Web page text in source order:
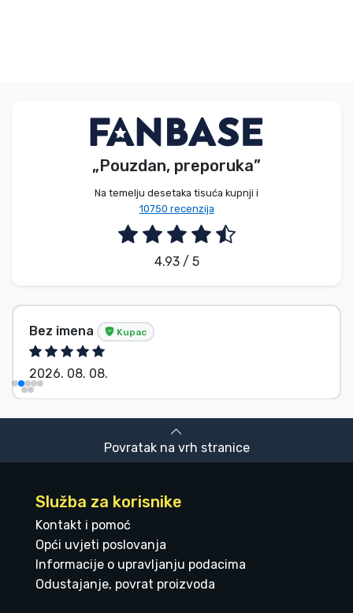
„Pouzdan, preporuka”
Na temelju desetaka tisuća kupnji i
10750 recenzija
4.93 / 5
Bez imena Kupac
2026. 08. 08.
Povratak na vrh stranice
Služba za korisnike
Kontakt i pomoć
Opći uvjeti poslovanja
Informacije o upravljanju podacima
Odustajanje, povrat proizvoda